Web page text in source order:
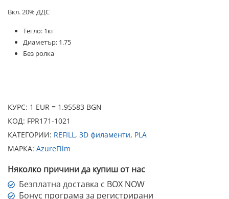
Вкл. 20% ДДС
Тегло: 1кг
Диаметър: 1.75
Без ролка
КУРС: 1 EUR = 1.95583 BGN
КОД: FPR171-1021
КАТЕГОРИИ: REFILL, 3D филаменти, PLA
МАРКА: AzureFilm
Няколко причини да купиш от нас
Безплатна доставка с BOX NOW
Бонус програма за регистрирани